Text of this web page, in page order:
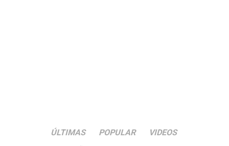
ÚLTIMAS POPULAR VIDEOS